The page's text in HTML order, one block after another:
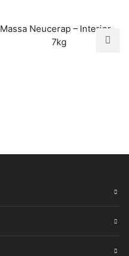
Massa Neucerap – Interior –
7kg